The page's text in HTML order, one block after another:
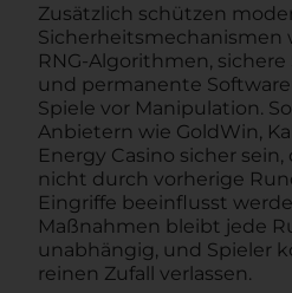
Zusätzlich schützen
Sicherheitsmechanismen
RNG-Algorithmen,
und permanente
Spiele vor Manipulation.
Anbietern wie GoldWin,
Energy Casino sicher
nicht durch vorherige
Eingriffe beeinflusst
Maßnahmen bleibt jede
unabhängig, und Spieler
reinen Zufall verlassen.